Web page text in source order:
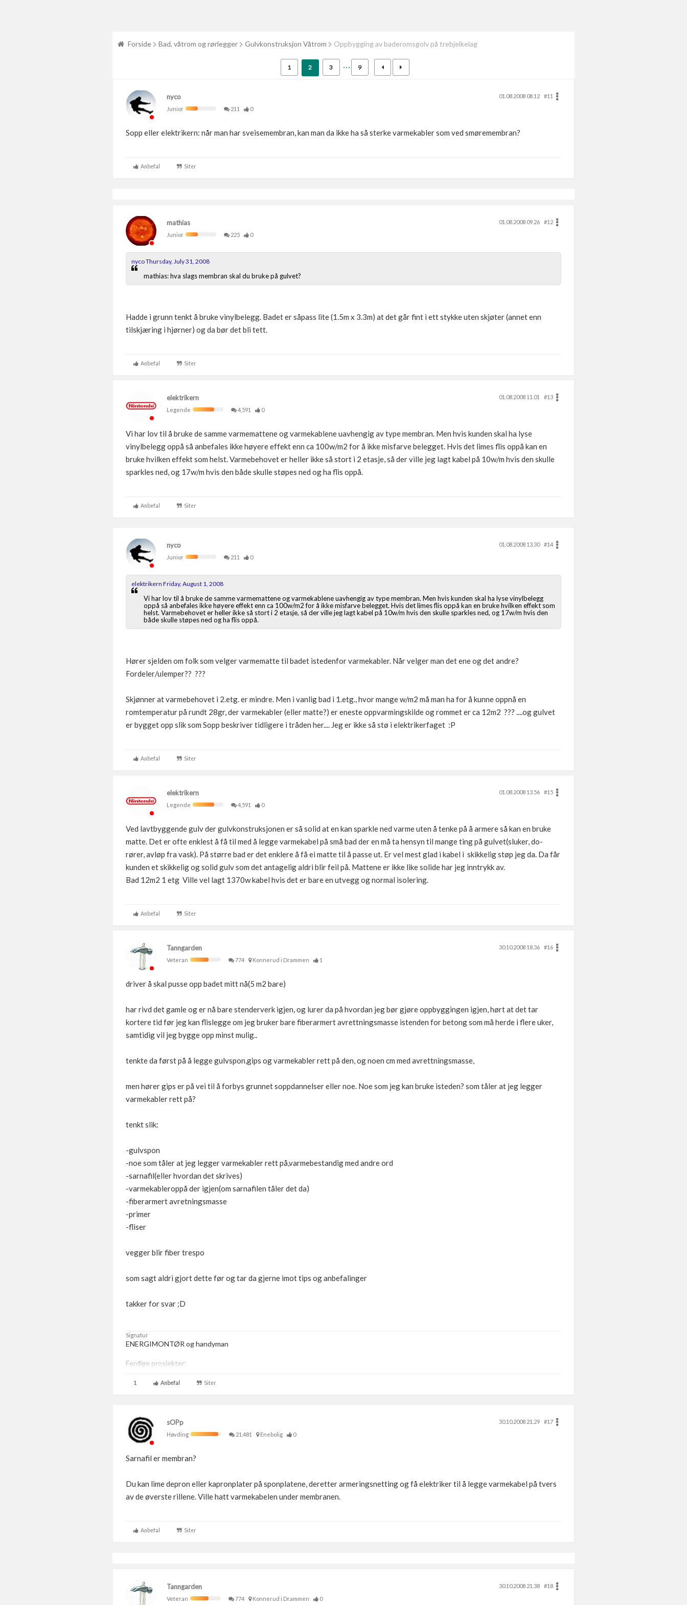
Forside Bad, våtrom og rørlegger Gulvkonstruksjon Våtrom Oppbygging av baderomsgolv på trebjelkelag
1 2 3 9
nyco 01.08.2008 08.12
#11
Junior
211 0
Sopp eller elektrikern: når man har sveisemembran, kan man da ikke ha så sterke varmekabler som ved smøremembran?
Anbefal Siter
mathias 01.08.2008 09.26
#12
Junior
225 0
nyco Thursday, July 31, 2008
mathias: hva slags membran skal du bruke på gulvet?
Hadde i grunn tenkt å bruke vinylbelegg. Badet er såpass lite (1.5m x 3.3m) at det går fint i ett stykke uten skjøter (annet enn
tilskjæring i hjørner) og da bør det bli tett.
Anbefal Siter
elektrikern 01.08.2008 11.01
#13
Legende
4,591 0
Vi har lov til å bruke de samme varmemattene og varmekablene uavhengig av type membran. Men hvis kunden skal ha lyse
vinylbelegg oppå så anbefales ikke høyere effekt enn ca 100w/m2 for å ikke misfarve belegget. Hvis det limes flis oppå kan en
bruke hvilken effekt som helst. Varmebehovet er heller ikke så stort i 2 etasje, så der ville jeg lagt kabel på 10w/m hvis den skulle
sparkles ned, og 17w/m hvis den både skulle støpes ned og ha flis oppå.
Anbefal Siter
nyco 01.08.2008 13.30
#14
Junior
211 0
elektrikern Friday, August 1, 2008
Vi har lov til å bruke de samme varmemattene og varmekablene uavhengig av type membran. Men hvis kunden skal ha lyse vinylbelegg
oppå så anbefales ikke høyere effekt enn ca 100w/m2 for å ikke misfarve belegget. Hvis det limes flis oppå kan en bruke hvilken effekt som
helst. Varmebehovet er heller ikke så stort i 2 etasje, så der ville jeg lagt kabel på 10w/m hvis den skulle sparkles ned, og 17w/m hvis den
både skulle støpes ned og ha flis oppå.
Hører sjelden om folk som velger varmematte til badet istedenfor varmekabler. Når velger man det ene og det andre?
Fordeler/ulemper?? ???
Skjønner at varmebehovet i 2.etg. er mindre. Men i vanlig bad i 1.etg., hvor mange w/m2 må man ha for å kunne oppnå en
romtemperatur på rundt 28gr, der varmekabler (eller matte?) er eneste oppvarmingskilde og rommet er ca 12m2 ??? ....og gulvet
er bygget opp slik som Sopp beskriver tidligere i tråden her.... Jeg er ikke så stø i elektrikerfaget :P
Anbefal Siter
elektrikern 01.08.2008 13.56
#15
Legende
4,591 0
Ved lavtbyggende gulv der gulvkonstruksjonen er så solid at en kan sparkle ned varme uten å tenke på å armere så kan en bruke
matte. Det er ofte enklest å få til med å legge varmekabel på små bad der en må ta hensyn til mange ting på gulvet(sluker, do-
rører, avløp fra vask). På større bad er det enklere å få ei matte til å passe ut. Er vel mest glad i kabel i skikkelig støp jeg da. Da får
kunden et skikkelig og solid gulv som det antagelig aldri blir feil på. Mattene er ikke like solide har jeg inntrykk av.
Bad 12m2 1 etg Ville vel lagt 1370w kabel hvis det er bare en utvegg og normal isolering.
Anbefal Siter
Tanngarden 30.10.2008 18.36
#16
Veteran
774 Konnerud i Drammen 1
driver å skal pusse opp badet mitt nå(5 m2 bare)
har rivd det gamle og er nå bare stenderverk igjen, og lurer da på hvordan jeg bør gjøre oppbyggingen igjen, hørt at det tar
kortere tid før jeg kan flislegge om jeg bruker bare fiberarmert avrettningsmasse istenden for betong som må herde i flere uker,
samtidig vil jeg bygge opp minst mulig..
tenkte da først på å legge gulvspon,gips og varmekabler rett på den, og noen cm med avrettningsmasse,
men hører gips er på vei til å forbys grunnet soppdannelser eller noe. Noe som jeg kan bruke isteden? som tåler at jeg legger
varmekabler rett på?
tenkt slik:
-gulvspon
-noe som tåler at jeg legger varmekabler rett på,varmebestandig med andre ord
-sarnafil(eller hvordan det skrives)
-varmekableroppå der igjen(om sarnafilen tåler det da)
-fiberarmert avretningsmasse
-primer
-fliser
vegger blir fiber trespo
som sagt aldri gjort dette før og tar da gjerne imot tips og anbefalinger
takker for svar ;D
Signatur
ENERGIMONTØR og handyman
Ferdige prosjekter:
Oppussing av kjøkken
1 Anbefal Siter
sOPp 30.10.2008 21.29
#17
Høvding
21,481 Enebolig 0
Sarnafil er membran?
Du kan lime depron eller kapronplater på sponplatene, deretter armeringsnetting og få elektriker til å legge varmekabel på tvers
av de øverste rillene. Ville hatt varmekabelen under membranen.
Anbefal Siter
Tanngarden 30.10.2008 21.38
#18
Veteran
774 Konnerud i Drammen 0